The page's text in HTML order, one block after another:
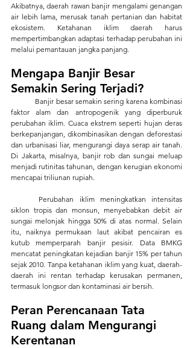
Akibatnya, daerah rawan banjir mengalami genangan
air lebih lama, merusak tanah pertanian dan habitat
ekosistem. Ketahanan iklim daerah harus
mempertimbangkan adaptasi terhadap perubahan ini
melalui pemantauan jangka panjang.
Mengapa Banjir Besar
Semakin Sering Terjadi?
faktor alam dan antropogenik yang diperburuk
perubahan iklim. Cuaca ekstrem seperti hujan deras
berkepanjangan, dikombinasikan dengan deforestasi
dan urbanisasi liar, mengurangi daya serap air tanah.
Di Jakarta, misalnya, banjir rob dan sungai meluap
menjadi rutinitas tahunan, dengan kerugian ekonomi
mencapai triliunan rupiah.
siklon tropis dan monsun, menyebabkan debit air
sungai melonjak hingga 50% di atas normal. Selain
itu, naiknya permukaan laut akibat pencairan es
kutub memperparah banjir pesisir. Data BMKG
mencatat peningkatan kejadian banjir 15% per tahun
sejak 2010. Tanpa ketahanan iklim yang kuat, daerah-
daerah ini rentan terhadap kerusakan permanen,
termasuk longsor dan kontaminasi air bersih.
Peran Perencanaan Tata
Ruang dalam Mengurangi
Kerentanan